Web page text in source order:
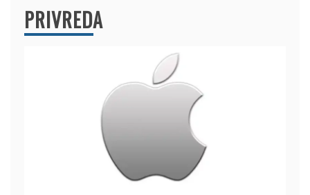
PRIVREDA